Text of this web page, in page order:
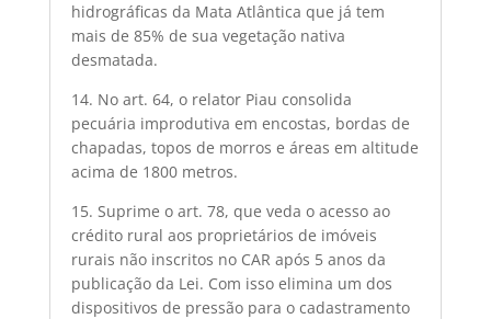
hidrográficas da Mata Atlântica que já tem
mais de 85% de sua vegetação nativa
desmatada.
14. No art. 64, o relator Piau consolida
pecuária improdutiva em encostas, bordas de
chapadas, topos de morros e áreas em altitude
acima de 1800 metros.
15. Suprime o art. 78, que veda o acesso ao
crédito rural aos proprietários de imóveis
rurais não inscritos no CAR após 5 anos da
publicação da Lei. Com isso elimina um dos
dispositivos de pressão para o cadastramento